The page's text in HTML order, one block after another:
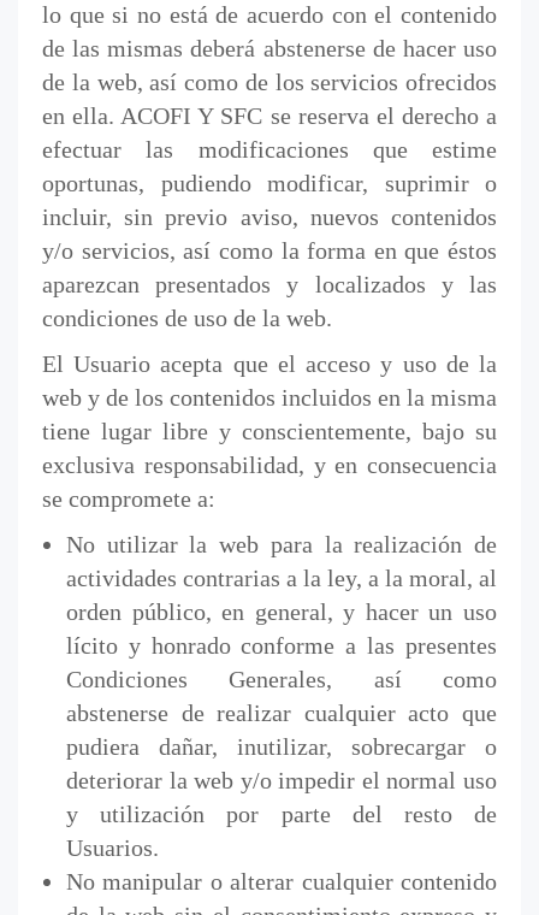
lo que si no está de acuerdo con el contenido
de las mismas deberá abstenerse de hacer uso
de la web, así como de los servicios ofrecidos
en ella. ACOFI Y SFC se reserva el derecho a
efectuar las modificaciones que estime
oportunas, pudiendo modificar, suprimir o
incluir, sin previo aviso, nuevos contenidos
y/o servicios, así como la forma en que éstos
aparezcan presentados y localizados y las
condiciones de uso de la web.
El Usuario acepta que el acceso y uso de la
web y de los contenidos incluidos en la misma
tiene lugar libre y conscientemente, bajo su
exclusiva responsabilidad, y en consecuencia
se compromete a:
No utilizar la web para la realización de
actividades contrarias a la ley, a la moral, al
orden público, en general, y hacer un uso
lícito y honrado conforme a las presentes
Condiciones Generales, así como
abstenerse de realizar cualquier acto que
pudiera dañar, inutilizar, sobrecargar o
deteriorar la web y/o impedir el normal uso
y utilización por parte del resto de
Usuarios.
No manipular o alterar cualquier contenido